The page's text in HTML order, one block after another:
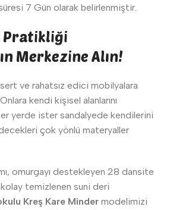
7 Gün olarak belirlenmiştir.
Pratikliği
Merkezine Alın!
ve rahatsız edici mobilyalara
kendi kişisel alanlarını
yerde ister sandalyede kendilerini
çok yönlü materyaller
omurgayı destekleyen 28 dansite
temizlenen suni deri
Kreş Kare Minder modelimizi